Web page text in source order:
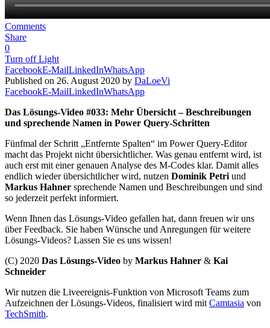
Comments
Share
0
Turn off Light
FacebookE-MailLinkedInWhatsApp
Published on 26. August 2020 by DaLoeVi
FacebookE-MailLinkedInWhatsApp
Das Lösungs-Video #033: Mehr Übersicht – Beschreibungen
und sprechende Namen in Power Query-Schritten
Fünfmal der Schritt „Entfernte Spalten“ im Power Query-Editor
macht das Projekt nicht übersichtlicher. Was genau entfernt wird, ist
auch erst mit einer genauen Analyse des M-Codes klar. Damit alles
endlich wieder übersichtlicher wird, nutzen Dominik Petri und
Markus Hahner sprechende Namen und Beschreibungen und sind
so jederzeit perfekt informiert.
Wenn Ihnen das Lösungs-Video gefallen hat, dann freuen wir uns
über Feedback. Sie haben Wünsche und Anregungen für weitere
Lösungs-Videos? Lassen Sie es uns wissen!
(C) 2020 Das Lösungs-Video by Markus Hahner & Kai
Schneider
Wir nutzen die Liveereignis-Funktion von Microsoft Teams zum
Aufzeichnen der Lösungs-Videos, finalisiert wird mit Camtasia von
TechSmith.